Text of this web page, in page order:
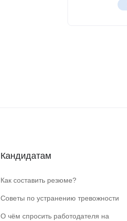
Кандидатам
Как составить резюме?
Советы по устранению тревожности
О чём спросить работодателя на